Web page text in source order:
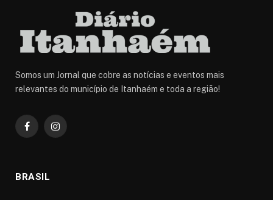
Somos um Jornal que cobre as notícias e eventos mais
relevantes do município de Itanhaém e toda a região!
FacebookInstagram
BRASIL